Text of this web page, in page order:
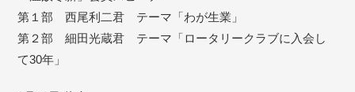
第１部 西尾利二君 テーマ「わが生業」
第２部 細田光蔵君 テーマ「ロータリークラブに入会し
て30年」